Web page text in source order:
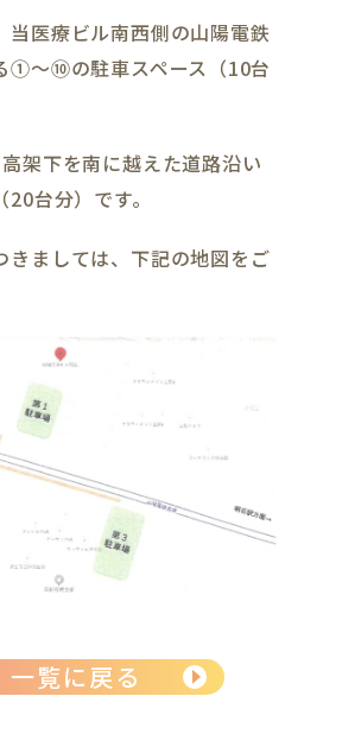
当医療ビル南西側の山陽電鉄
①～⑩の駐車スペース（10台
架下を南に越えた道路沿い
台分）です。
きましては、下記の地図をご
一覧に戻る